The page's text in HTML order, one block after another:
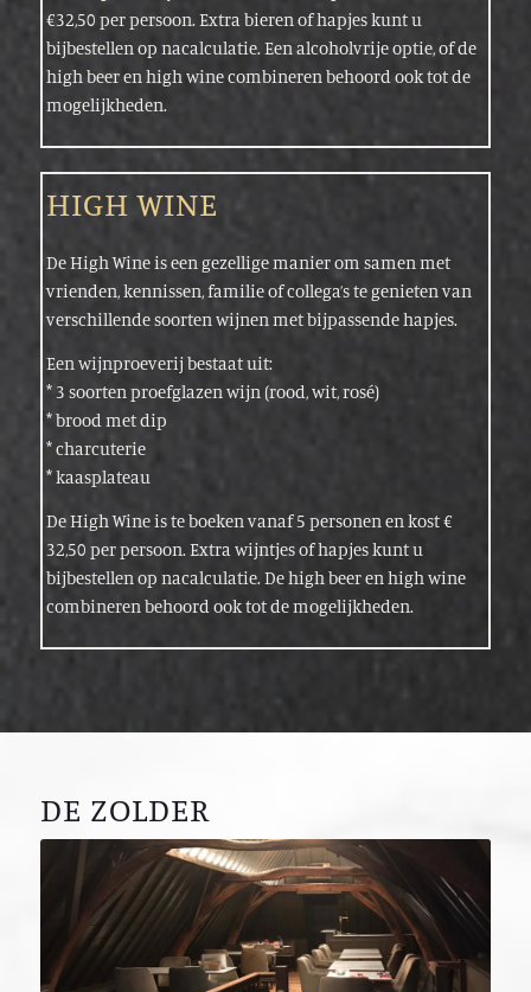
€32,50 per persoon. Extra bieren of hapjes kunt u
bijbestellen op nacalculatie. Een alcoholvrije optie, of de
high beer en high wine combineren behoord ook tot de
mogelijkheden.
HIGH WINE
De High Wine is een gezellige manier om samen met
vrienden, kennissen, familie of collega’s te genieten van
verschillende soorten wijnen met bijpassende hapjes.
Een wijnproeverij bestaat uit:
* 3 soorten proefglazen wijn (rood, wit, rosé)
* brood met dip
* charcuterie
* kaasplateau
De High Wine is te boeken vanaf 5 personen en kost €
32,50 per persoon. Extra wijntjes of hapjes kunt u
bijbestellen op nacalculatie. De high beer en high wine
combineren behoord ook tot de mogelijkheden.
DE ZOLDER